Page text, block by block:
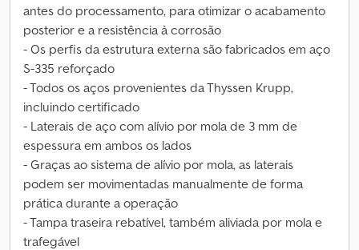
antes do processamento, para otimizar o acabamento
posterior e a resistência à corrosão
- Os perfis da estrutura externa são fabricados em aço
S-335 reforçado
- Todos os aços provenientes da Thyssen Krupp,
incluindo certificado
- Laterais de aço com alívio por mola de 3 mm de
espessura em ambos os lados
- Graças ao sistema de alívio por mola, as laterais
podem ser movimentadas manualmente de forma
prática durante a operação
- Tampa traseira rebatível, também aliviada por mola e
trafegável